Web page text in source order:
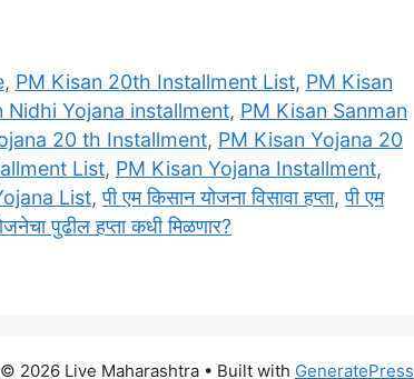
, PM Kisan 20th Installment List, PM Kisan
Nidhi Yojana installment, PM Kisan Sanman
20 th Installment, PM Kisan Yojana 20
List, PM Kisan Yojana Installment,
List,पी एम किसान योजना विसावा हप्ता,पी एम
पुढील हप्ता कधी मिळणार?
© 2026 Live Maharashtra • Built with GeneratePress